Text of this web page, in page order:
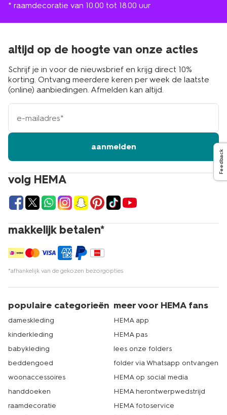
* raamdecoratie van 10.00 tot 18.00 uur
volg HEMA
makkelijk betalen*
*afhankelijk van de gekozen bezorgopties
altijd op de hoogte van onze acties
Schrijf je in voor de nieuwsbrief en krijg direct 10%
korting. Ontvang meerdere keren per week de laatste
(online) aanbiedingen. Afmelden kan altijd.
e-
mailadres
aanmelden
populaire categorieën
dameskleding
kinderkleding
babykleding
beddengoed
woonaccessoires
handdoeken
raamdecoratie
meer voor HEMA fans
HEMA app
HEMA pas
lees onze folders
folder via Whatsapp ontvangen
HEMA op social media
HEMA herontwerpwedstrijd
HEMA fotoservice
Feedback